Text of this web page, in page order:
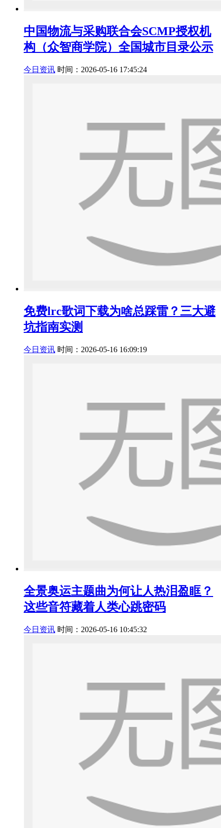
中国物流与采购联合会SCMP授权机
构（众智商学院）全国城市目录公示
今日资讯 时间：2026-05-16 17:45:24
免费lrc歌词下载为啥总踩雷？三大避
坑指南实测
今日资讯 时间：2026-05-16 16:09:19
全景奥运主题曲为何让人热泪盈眶？
这些音符藏着人类心跳密码
今日资讯 时间：2026-05-16 10:45:32